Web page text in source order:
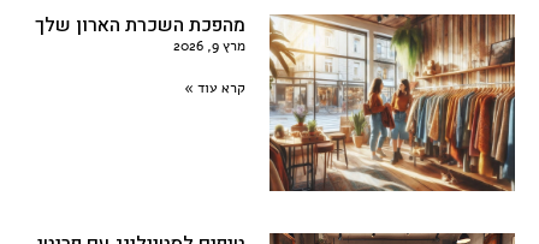
מהפכת השכרת הארון שלך
מרץ 9, 2026
קרא עוד »